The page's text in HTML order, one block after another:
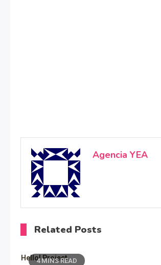
Agencia YEA
Related Posts
4 MINS READ
Hello! Project